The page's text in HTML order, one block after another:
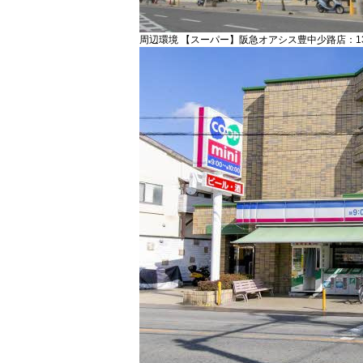
周辺環境 【スーパー】阪急オアシス豊中少路店：